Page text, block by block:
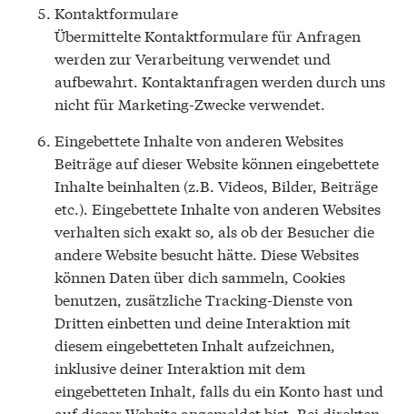
Kontaktformulare
Übermittelte Kontaktformulare für Anfragen
werden zur Verarbeitung verwendet und
aufbewahrt. Kontaktanfragen werden durch uns
nicht für Marketing-Zwecke verwendet.
Eingebettete Inhalte von anderen Websites
Beiträge auf dieser Website können eingebettete
Inhalte beinhalten (z.B. Videos, Bilder, Beiträge
etc.). Eingebettete Inhalte von anderen Websites
verhalten sich exakt so, als ob der Besucher die
andere Website besucht hätte. Diese Websites
können Daten über dich sammeln, Cookies
benutzen, zusätzliche Tracking-Dienste von
Dritten einbetten und deine Interaktion mit
diesem eingebetteten Inhalt aufzeichnen,
inklusive deiner Interaktion mit dem
eingebetteten Inhalt, falls du ein Konto hast und